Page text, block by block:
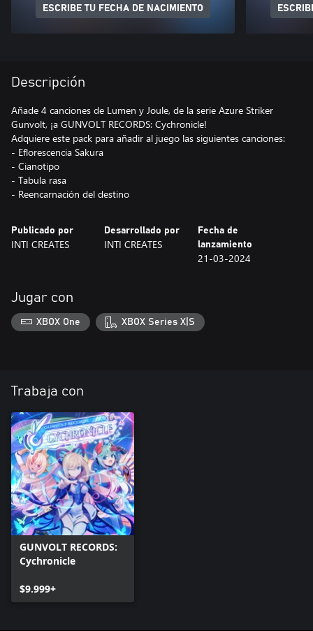
ESCRIBE TU FECHA DE NACIMIENTO
Descripción
Añade 4 canciones de Lumen y Joule, de la serie Azure Striker
Gunvolt, ¡a GUNVOLT RECORDS: Cychronicle!
Adquiere este pack para añadir al juego las siguientes canciones:
- Eflorescencia Sakura
- Cianotipo
- Tabula rasa
- Reencarnación del destino
Publicado por
INTI CREATES
Desarrollado por
INTI CREATES
Fecha de
lanzamiento
21-03-2024
Jugar con
XBOX One XBOX Series X|S
Trabaja con
GUNVOLT RECORDS:
Cychronicle
$9.999+